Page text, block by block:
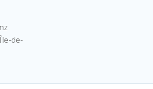
de-